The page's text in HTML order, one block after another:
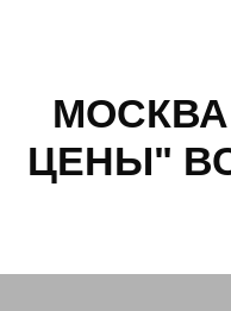
ЦЕНЫ"